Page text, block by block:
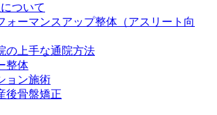
ついて
ォーマンスアップ整体（アスリート向
の上手な通院方法
整体
ョン施術
後骨盤矯正